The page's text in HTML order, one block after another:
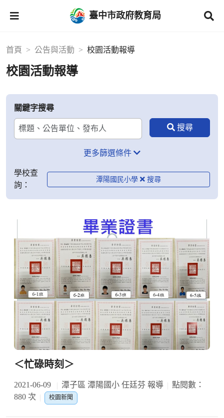
臺中市政府教育局
首頁 公告與活動 校園活動報導
校園活動報導
關鍵字搜尋
更多篩選條件
學校查
詢：
潭陽國民小學
＜忙碌時刻＞
2021-06-09 潭子區 潭陽國小 任廷芬 報導
點閱數：
880 次
校園新聞